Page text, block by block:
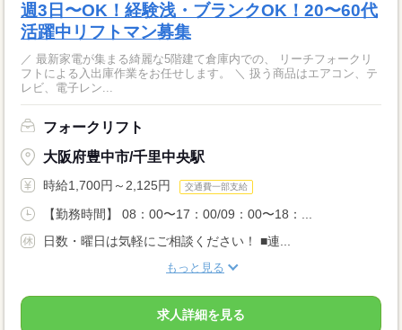
週3日〜OK！経験浅・ブランクOK！20〜60代
活躍中リフトマン募集
／ 最新家電が集まる綺麗な5階建て倉庫内での、 リーチフォークリ
フトによる入出庫作業をお任せします。 ＼ 扱う商品はエアコン、テ
レビ、電子レン...
フォークリフト
大阪府豊中市/千里中央駅
時給1,700円～2,125円 交通費一部支給
【勤務時間】 08：00〜17：00/09：00〜18：...
日数・曜日は気軽にご相談ください！ ■連...
もっと見る
求人詳細を見る